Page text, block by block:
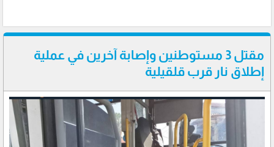
مقتل 3 مستوطنين وإصابة آخرين في عملية
إطلاق نار قرب قلقيلية